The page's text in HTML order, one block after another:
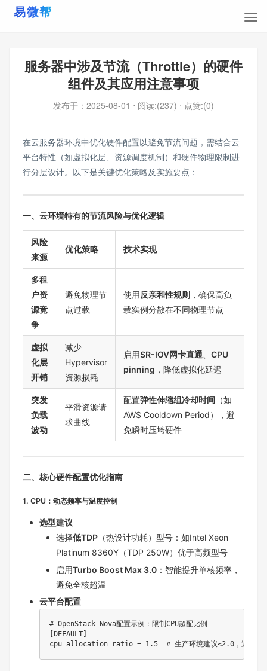
服务器中涉及节流（Throttle）的硬件
组件及其应用注意事项
发布于： 2025-08-01 ⋅ 阅读:(237) ⋅ 点赞:(0)
在云服务器环境中优化硬件配置以避免节流问题，需结合云
平台特性（如虚拟化层、资源调度机制）和硬件物理限制进
行分层设计。以下是关键优化策略及实施要点：
一、云环境特有的节流风险与优化逻辑
风险
来源
优化策略 技术实现
多租
户资
源竞
争
避免物理节
点过载
使用反亲和性规则 ，确保高负
载实例分散在不同物理节点
虚拟
化层
开销
减少
Hypervisor
资源损耗
启用SR-IOV网卡直通
CPU
pinning ，降低虚拟化延迟
突发
负载
波动
平滑资源请
求曲线
配置弹性伸缩组冷却时间 （如
AWS Cooldown Period），避
免瞬时压垮硬件
二、核心硬件配置优化指南
1. CPU：动态频率与温度控制
选型建议
选择低TDP （热设计功耗）型号：如Intel Xeon
Platinum 8360Y（TDP 250W）优于高频型号
启用Turbo Boost Max 3.0 ：智能提升单核频率，
避免全核超温
云平台配置
# OpenStack Nova配置示例：限制CPU超配比例
DEFAULT
cpu_allocation_ratio = 1.5 # 生产环境建议≤2.0，避免物